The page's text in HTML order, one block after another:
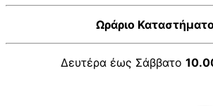
Ωράριο
Δευτέρα έως Σάββατο